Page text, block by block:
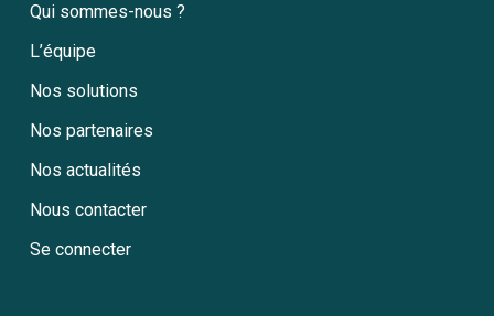
Qui sommes-nous ?
L’équipe
Nos solutions
Nos partenaires
Nos actualités
Nous contacter
Se connecter